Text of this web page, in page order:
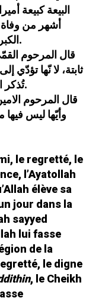
البيعة‌ كبيعة‌
أشهر من‌ وفاة‌
الكبري‌ فاطـمة‌ الزهـراء سـلام‌الله‌ علیهما.
قال‌ المرحوم‌
ثابتة‌، لا نّها تؤدّي‌
تُذكر الوقائع‌ التي‌ لا تتنافي‌ مع‌ عقيدة‌ الناس‌.
قال‌ المرحوم‌
وأيّها ليس‌
le regretté, le
l’Ayatollah
élève sa
jour dans la
sayyed
lui fasse
de la
le digne
, le Cheikh